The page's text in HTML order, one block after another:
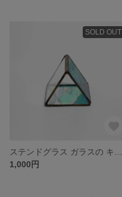
SOLD OUT
1,000円